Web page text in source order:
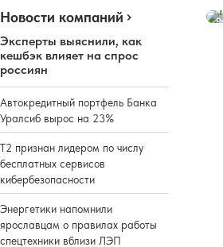
Новости компаний
Эксперты выяснили, как
кешбэк влияет на спрос
россиян
Автокредитный портфель Банка
Уралсиб вырос на 23%
Т2 признан лидером по числу
бесплатных сервисов
кибербезопасности
Энергетики напомнили
ярославцам о правилах работы
спецтехники вблизи ЛЭП